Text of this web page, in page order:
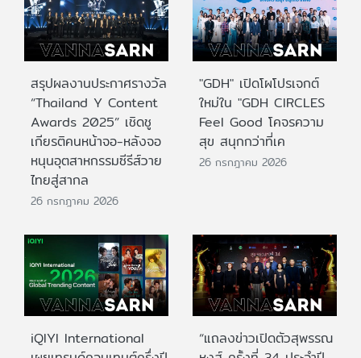
สรุปผลงานประกาศรางวัล
“Thailand Y Content
Awards 2025” เชิดชู
เกียรติคนหน้าจอ-หลังจอ
หนุนอุตสาหกรรมซีรีส์วาย
ไทยสู่สากล
26 กรกฎาคม 2026
"GDH" เปิดโผโปรเจกต์
ใหม่ใน "GDH CIRCLES
Feel Good โคจรความ
สุข สนุกกว่าที่เค
26 กรกฎาคม 2026
iQIYI International
“แถลงข่าวเปิดตัวสุพรรณ